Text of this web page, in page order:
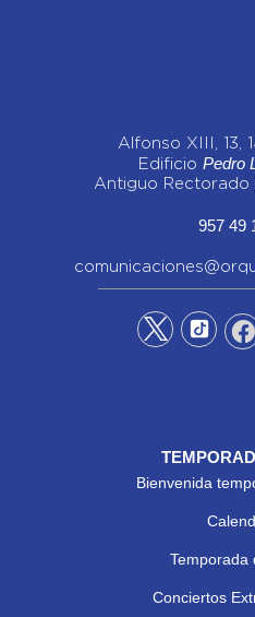
Alfonso XIII, 13,
Edificio Pedro
Antiguo Rectorado
957 49
Bienvenida
Temporada
Conciertos